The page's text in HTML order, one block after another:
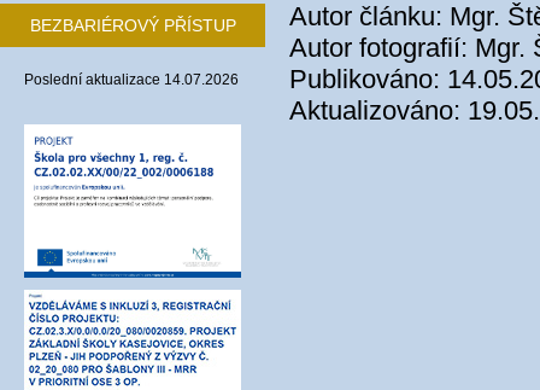
Autor článku: Mgr.
Autor fotografií: Mgr.
Publikováno:
Aktualizováno:
BEZBARIÉROVÝ PŘÍSTUP
Poslední aktualizace 14.07.2026